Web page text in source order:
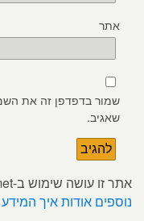
אתר
שמור בדפדפן זה את
שאגיב.
אתר זו עושה שימוש ב-Akismet כדי לסנן תגובות זבל.
נוספים אודות איך